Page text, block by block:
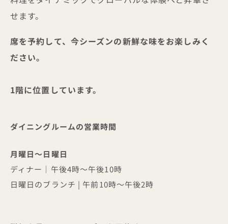
せます。
席を予約して、今シーズンの新鮮な味をお楽しみく
ださい。
1階に位置しています。
ダイニングルームの営業時間
月曜日～日曜日
ディナー｜午後4時～午後10時
日曜日のブランチ | 午前10時～午後2時